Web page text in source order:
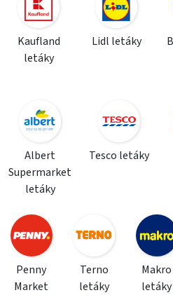
Kaufland
letáky
Lidl letáky
Albert
Supermarket
letáky
Tesco letáky
Penny
Market
Terno
letáky
Makro
letáky